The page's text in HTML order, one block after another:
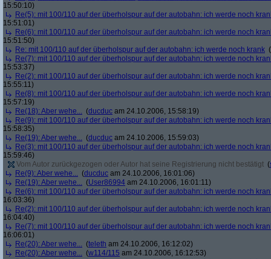
15:50:10)
Re(5): mit 100/110 auf der überholspur auf der autobahn: ich werde noch
15:51:01)
Re(6): mit 100/110 auf der überholspur auf der autobahn: ich werde noch
15:51:50)
Re: mit 100/110 auf der überholspur auf der autobahn: ich werde noch krank (
Re(7): mit 100/110 auf der überholspur auf der autobahn: ich werde noch
15:53:37)
Re(2): mit 100/110 auf der überholspur auf der autobahn: ich werde noch
15:55:11)
Re(8): mit 100/110 auf der überholspur auf der autobahn: ich werde noch
15:57:19)
Re(18): Aber wehe... (ducduc am 24.10.2006, 15:58:19)
Re(9): mit 100/110 auf der überholspur auf der autobahn: ich werde noch
15:58:35)
Re(19): Aber wehe... (ducduc am 24.10.2006, 15:59:03)
Re(3): mit 100/110 auf der überholspur auf der autobahn: ich werde noch
15:59:46)
Vom Autor zurückgezogen oder Autor hat seine Registrierung nicht bestätigt (
Re(9): Aber wehe... (ducduc am 24.10.2006, 16:01:06)
Re(19): Aber wehe... (User86994 am 24.10.2006, 16:01:11)
Re(6): mit 100/110 auf der überholspur auf der autobahn: ich werde noch
16:03:36)
Re(2): mit 100/110 auf der überholspur auf der autobahn: ich werde noch
16:04:40)
Re(7): mit 100/110 auf der überholspur auf der autobahn: ich werde noch
16:06:01)
Re(20): Aber wehe... (teleth am 24.10.2006, 16:12:02)
Re(20): Aber wehe... (w114/115 am 24.10.2006, 16:12:53)